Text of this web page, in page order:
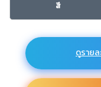
สี
ดูรายล